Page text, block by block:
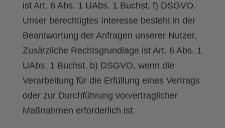
ist Art. 6 Abs. 1 UAbs. 1 Buchst. f) DSGVO.
Unser berechtigtes Interesse besteht in der
Beantwortung der Anfragen unserer Nutzer.
Zusätzliche Rechtsgrundlage ist Art. 6 Abs. 1
UAbs. 1 Buchst. b) DSGVO, wenn die
Verarbeitung für die Erfüllung eines Vertrags
oder zur Durchführung vorvertraglicher
Maßnahmen erforderlich ist.